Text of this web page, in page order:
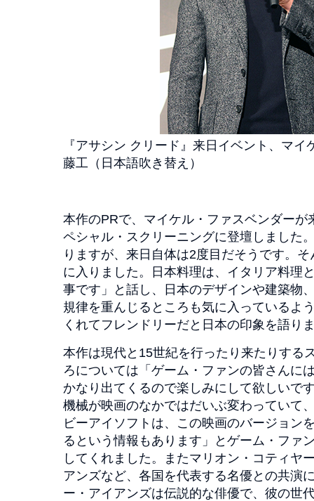
『アサシン クリード』来日イベント、マ
藤工（日本語吹き替え）
本作のPRで、マイケル・ファスベンダーが
ペシャル・スクリーニングに登壇しました
りますが、来日自体は2度目だそうです。
に入りました。日本料理は、イタリア料理
事です」と話し、日本のデザインや建築物
規律を重んじるところも気に入っているよ
くれてフレンドリーだと日本の印象を語り
本作は現代と15世紀を行ったり来たりする
ろについては「ゲーム・ファンの皆さんに
かなり出てくるので楽しみにして欲しいで
機械が映画のなかではだいぶ変わっていて
ビーアイソフトは、この映画のバージョン
るという情報もあります」とゲーム・ファ
してくれました。またマリオン・コティヤ
アンズなど、各国を代表する名優との共演
ー・アイアンズは伝説的な俳優で、彼の世